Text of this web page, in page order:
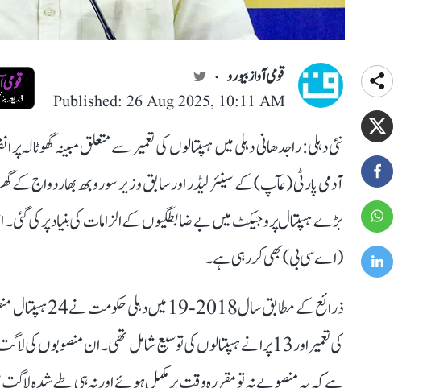
قومی آواز بیورو
Published: 26 Aug 2025, 10:11 AM
نئی دہلی: راجدھانی دہلی میں ہسپتالوں کی تعمیر سے متعلق مبینہ
بڑے ہسپتال پروجیکٹ میں بے ضابطگیوں کے الزامات کی بنیاد پر کی گئی۔
(اے سی بی) بھی کر رہی ہے۔
ہے کہ یہ منصوبے نہ تو مقررہ وقت پر مکمل ہوئے اور نہ ہی طے شدہ